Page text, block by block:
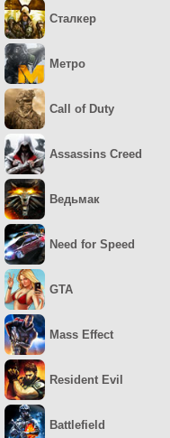
Сталкер
Метро
Call of Duty
Assassins Creed
Ведьмак
Need for Speed
GTA
Mass Effect
Resident Evil
Battlefield